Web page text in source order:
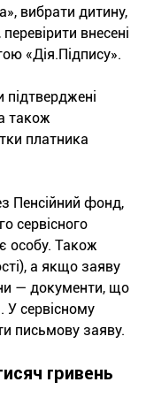
вибрати дитину,
внесені
«Дія.Підпису».
також
платника
Пенсійний фонд,
сервісного
особу. Також
а якщо заяву
— документи, що
У сервісному
письмову заяву.
гривень